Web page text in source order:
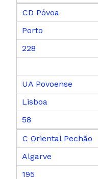
CD Póvoa
Porto
228
UA Povoense
Lisboa
58
C Oriental Pechão
Algarve
195